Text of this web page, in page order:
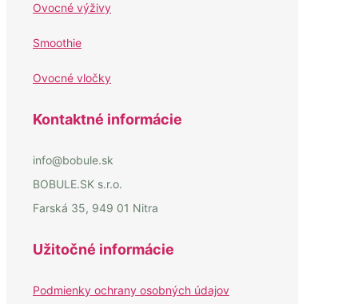
Ovocné výživy
Smoothie
Ovocné vločky
Kontaktné informácie
info@bobule.sk
BOBULE.SK s.r.o.
Farská 35, 949 01 Nitra
Užitočné informácie
Podmienky ochrany osobných údajov